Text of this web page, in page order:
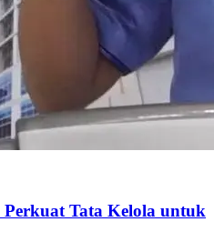
Tata Kelola untuk